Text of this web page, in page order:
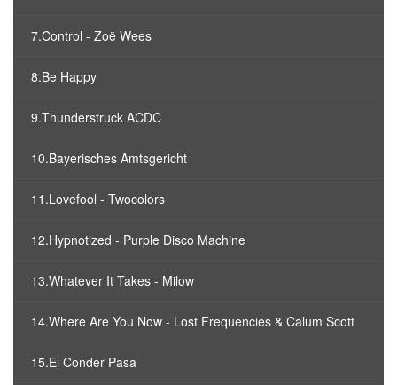
7.Control - Zoë Wees
8.Be Happy
9.Thunderstruck ACDC
10.Bayerisches Amtsgericht
11.Lovefool - Twocolors
12.Hypnotized - Purple Disco Machine
13.Whatever It Takes - Milow
14.Where Are You Now - Lost Frequencies & Calum Scott
15.El Conder Pasa